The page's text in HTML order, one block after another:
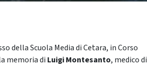
della Scuola Media di Cetara, in Corso
memoria di Luigi Montesanto, medico di